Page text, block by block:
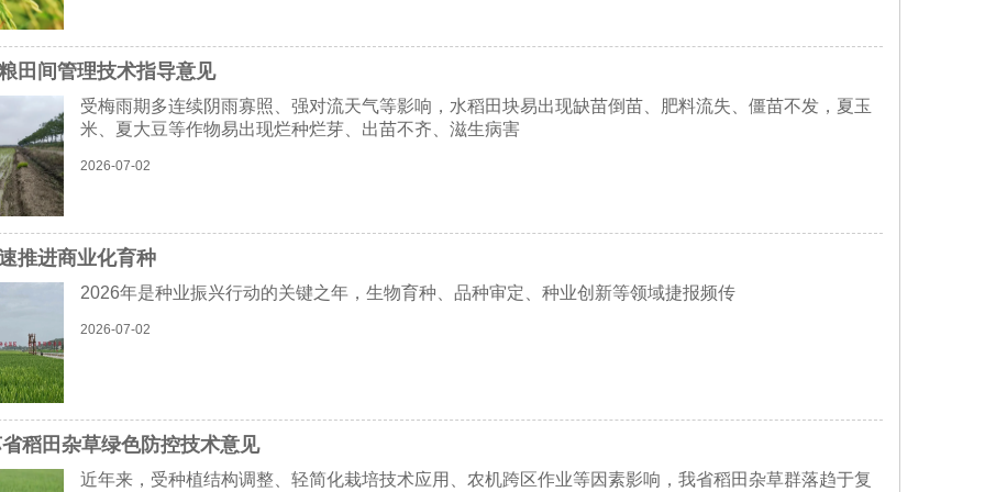
田间管理技术指导意见
受梅雨期多连续阴雨寡照、强对流天气等影响，水稻田块易出现缺苗倒苗、肥料流失、僵苗不发，夏玉
米、夏大豆等作物易出现烂种烂芽、出苗不齐、滋生病害
2026-07-02
推进商业化育种
2026年是种业振兴行动的关键之年，生物育种、品种审定、种业创新等领域捷报频传
2026-07-02
稻田杂草绿色防控技术意见
近年来，受种植结构调整、轻简化栽培技术应用、农机跨区作业等因素影响，我省稻田杂草群落趋于复